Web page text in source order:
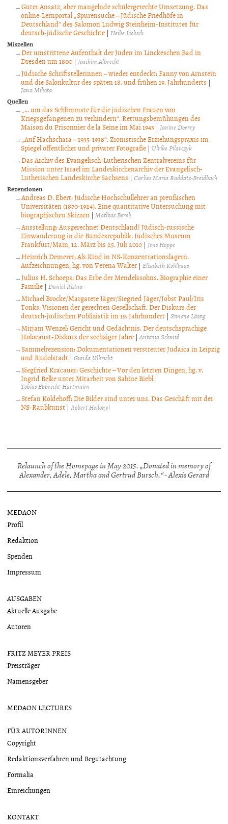
Guter Ansatz, aber mangelnde schülergerechte Umsetzung. Das
online-Lernportal „Spurensuche – Jüdische Friedhöfe in
Deutschland“ des Salomon Ludwig Steinheim-Institutes für
deutsch-jüdische Geschichte | Heike Liebsch
Miszellen
Der umstrittene Aufenthalt der Juden im Linckeschen Bad in
Dresden um 1800 | Joachim Albrecht
Jüdische Schriftstellerinnen – wieder entdeckt: Fanny von Arnstein
und die Salonkultur des späten 18. und frühen 19. Jahrhunderts |
Jana Mikota
Quellen
„… um das Schlimmste für die jüdischen Frauen von
Kriegsgefangenen zu verhindern“. Rettungsbemühungen des
Maison du Prisonnier de la Seine im Mai 1943 | Janine Doerry
„Auf Hachschara – 1935-1938“. Zionistische Erziehungspraxis im
Spiegel öffentlicher und privater Fotografie | Ulrike Pilarczyk
Das Archiv des Evangelisch-Lutherischen Zentralvereins für
Mission unter Israel im Landeskirchenarchiv der Evangelisch-
Lutherischen Landeskirche Sachsens | Carlies Maria Raddatz-Breidbach
Rezensionen
Andreas D. Ebert: Jüdische Hochschullehrer an preußischen
Universitäten (1870-1924). Eine quantitative Untersuchung mit
biographischen Skizzen | Mathias Berek
Ausstellung: Ausgerechnet Deutschland! Jüdisch-russische
Einwanderung in die Bundesrepublik. Jüdisches Museum
Frankfurt/Main, 12. März bis 25. Juli 2010 | Jens Hoppe
Heinrich Demerer: Als Kind in NS-Konzentrationslagern.
Aufzeichnungen, hg. von Verena Walter | Elisabeth Kohlhaas
Julius H. Schoeps: Das Erbe der Mendelssohns. Biographie einer
Familie | Daniel Ristau
Michael Brocke/Margarete Jäger/Siegried Jäger/Jobst Paul/Iris
Tonks: Visionen der gerechten Gesellschaft. Der Diskurs der
deutsch-jüdischen Publizistik im 19. Jahrhundert | Simone Lässig
Mirjam Wenzel: Gericht und Gedächtnis. Der deutschsprachige
Holocaust-Diskurs der sechziger Jahre |Antonia Schmid
Sammelrezension: Dokumentationen verstreuter Judaica in Leipzig
und Rudolstadt | Gunda Ulbricht
Siegfried Kracauer: Geschichte – Vor den letzten Dingen, hg. v.
Ingrid Belke unter Mitarbeit von Sabine Biebl|
Tobias Ebbrecht-Hartmann
Stefan Koldehoff: Die Bilder sind unter uns. Das Geschäft mit der
NS-Raubkunst | Robert Hodonyi
Relaunch of the Homepage in May 2015. „Donated in memory of
Alexander, Adele, Martha and Gertrud Bursch.“ - Alexis Gerard
MEDAON
Profil
Redaktion
Spenden
Impressum
AUSGABEN
Aktuelle Ausgabe
Autoren
FRITZ MEYER PREIS
Preisträger
Namensgeber
MEDAON LECTURES
FÜR AUTORINNEN
Copyright
Redaktionsverfahren und Begutachtung
Formalia
Einreichungen
KONTAKT